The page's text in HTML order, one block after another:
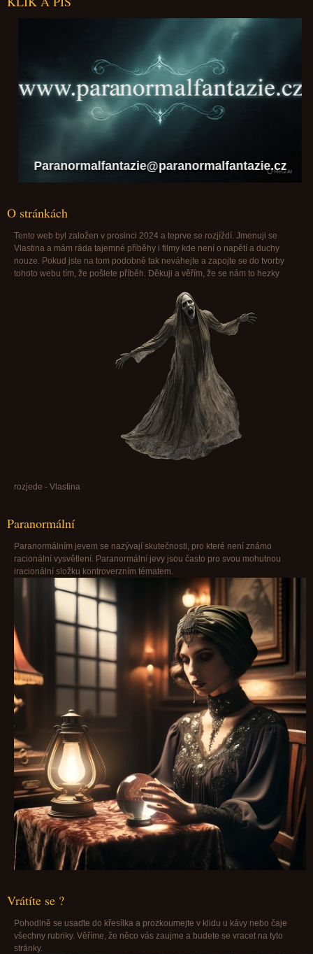
Paranormalfantazie@paranormalfantazie.cz
O stránkách
Tento web byl založen v prosinci 2024 a teprve se rozjíždí. Jmenuji se
Vlastina a mám ráda tajemné příběhy i filmy kde není o napětí a duchy
nouze. Pokud jste na tom podobně tak neváhejte a zapojte se do tvorby
tohoto webu tím, že pošlete příběh. Děkuji a věřím, že se nám to hezky
rozjede - Vlastina
Paranormální
Paranormálním jevem se nazývají skutečnosti, pro které není známo
racionální vysvětlení. Paranormální jevy jsou často pro svou mohutnou
iracionální složku kontroverzním tématem.
Vrátíte se ?
Pohodlně se usaďte do křesílka a prozkoumejte v klidu u kávy nebo čaje
všechny rubriky. Věříme, že něco vás zaujme a budete se vracet na tyto
stránky.